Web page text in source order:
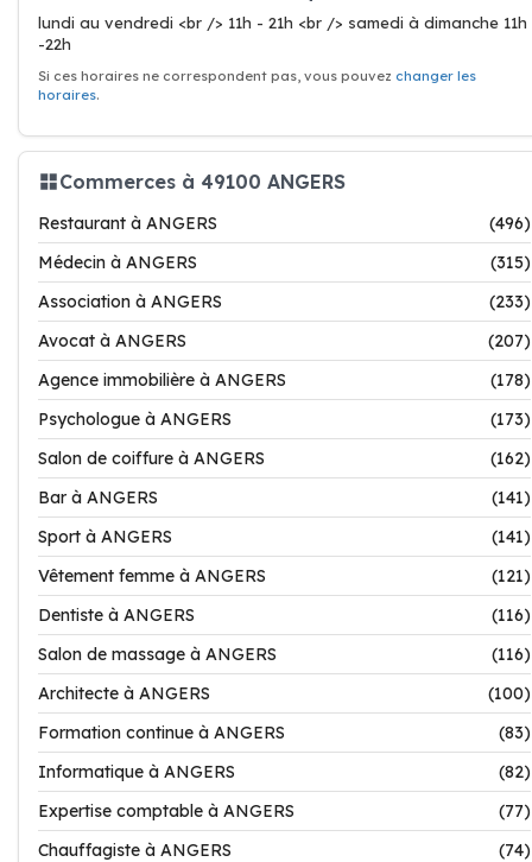
lundi au vendredi <br /> 11h - 21h <br /> samedi à dimanche 11h
-22h
Si ces horaires ne correspondent pas, vous pouvez changer les
horaires.
Commerces à 49100 ANGERS
Restaurant à ANGERS
(496)
Médecin à ANGERS
(315)
Association à ANGERS
(233)
Avocat à ANGERS
(207)
Agence immobilière à ANGERS
(178)
Psychologue à ANGERS
(173)
Salon de coiffure à ANGERS
(162)
Bar à ANGERS
(141)
Sport à ANGERS
(141)
Vêtement femme à ANGERS
(121)
Dentiste à ANGERS
(116)
Salon de massage à ANGERS
(116)
Architecte à ANGERS
(100)
Formation continue à ANGERS
(83)
Informatique à ANGERS
(82)
Expertise comptable à ANGERS
(77)
Chauffagiste à ANGERS
(74)